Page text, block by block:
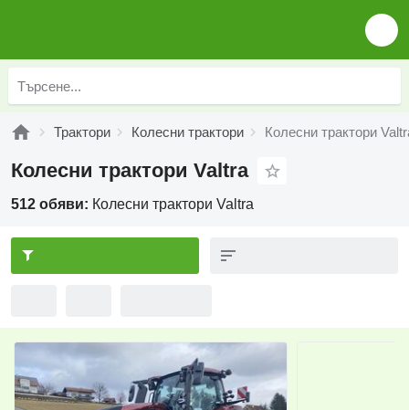
Трактори Колесни трактори Колесни трактори
Колесни трактори Valtra
512 обяви: Колесни трактори Valtra